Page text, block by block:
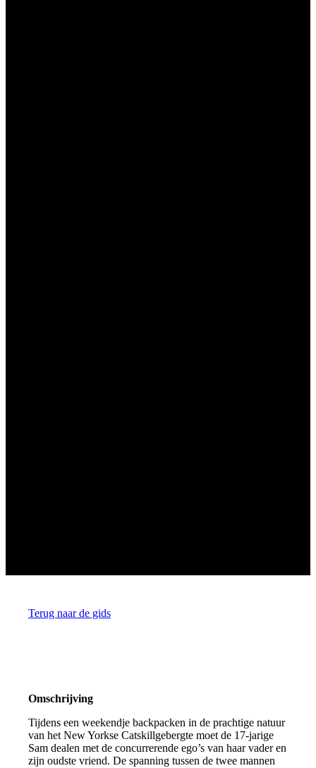
Terug naar de gids
Omschrijving
Tijdens een weekendje backpacken in de prachtige natuur
van het New Yorkse Catskillgebergte moet de 17-jarige
Sam dealen met de concurrerende ego’s van haar vader en
zijn oudste vriend. De spanning tussen de twee mannen